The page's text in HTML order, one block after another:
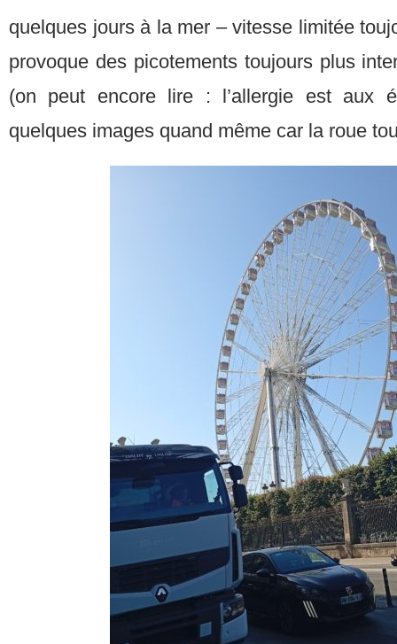
quelques jours à la mer – vitesse limitée
provoque des picotements toujours plus
(on peut encore lire : l’allergie est aux
quelques images quand même car la roue